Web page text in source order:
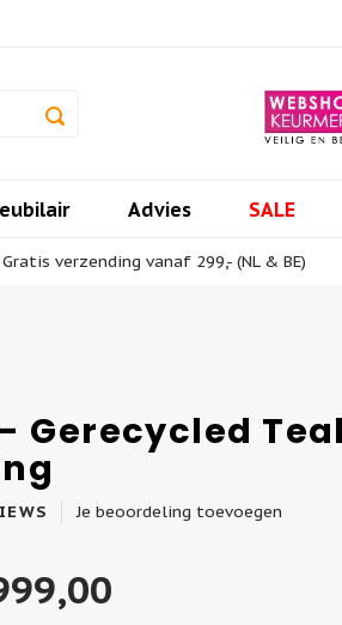
Advies SALE
Gratis verzending vanaf 299,- (NL & BE)
Gerecycled
Je beoordeling toevoegen